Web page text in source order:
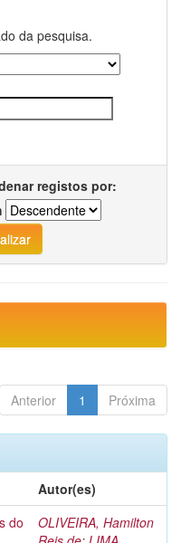
da pesquisa.
registos por:
Anterior 1 Próxima
Autor(es)
do
OLIVEIRA, Hamilton